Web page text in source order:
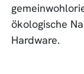
ökologische
Hardware.